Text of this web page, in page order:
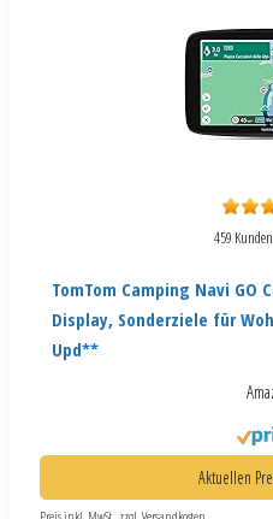
459
TomTom Camping Navi GO
Display, Sonderziele für
Upd**
Aktuellen